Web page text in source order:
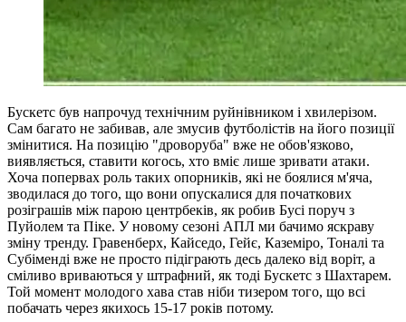
Бускетс був напрочуд технічним руйнівником і хвилерізом.
Сам багато не забивав, але змусив футболістів на його позиції
змінитися. На позицію "дроворуба" вже не обов'язково,
виявляється, ставити когось, хто вміє лише зривати атаки.
Хоча попервах роль таких опорників, які не боялися м'яча,
зводилася до того, що вони опускалися для початкових
розіграшів між парою центрбеків, як робив Бусі поруч з
Пуйолем та Піке. У новому сезоні АПЛ ми бачимо яскраву
зміну тренду. Гравенберх, Кайседо, Гейє, Каземіро, Тоналі та
Субіменді вже не просто підіграють десь далеко від воріт, а
сміливо вриваються у штрафний, як тоді Бускетс з Шахтарем.
Той момент молодого хава став ніби тизером того, що всі
побачать через якихось 15-17 років потому.